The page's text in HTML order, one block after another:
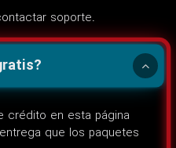
soporte.
crédito en esta página
que los paquetes